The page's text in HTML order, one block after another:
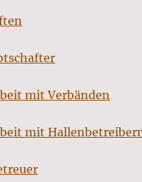
mit Verbänden
mit